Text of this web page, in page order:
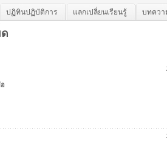
ปฏิทินปฏิบัติการ แลกเปลี่ยนเรียนรู้ บทควา